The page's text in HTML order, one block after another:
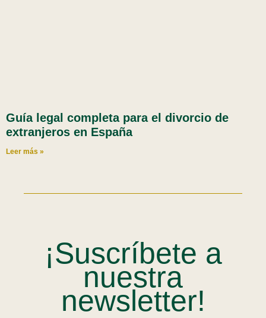
Guía legal completa para el divorcio de
extranjeros en España
Leer más »
¡Suscríbete a
nuestra
newsletter!